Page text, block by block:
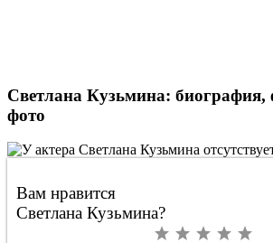
Светлана Кузьмина:
фото
Вам нравится
Светлана Кузьмина?